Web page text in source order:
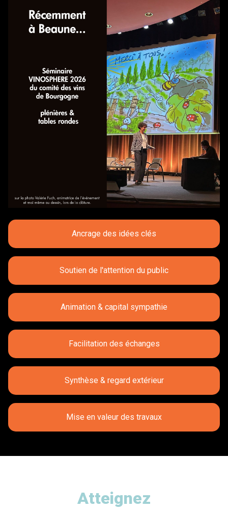
Ancrage des idées clés
Soutien de l'attention du public
Animation & capital sympathie
Facilitation des échanges
Synthèse & regard extérieur
Mise en valeur des travaux
Atteignez